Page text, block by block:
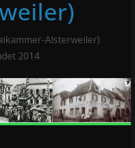
Alsterweiler)
2014